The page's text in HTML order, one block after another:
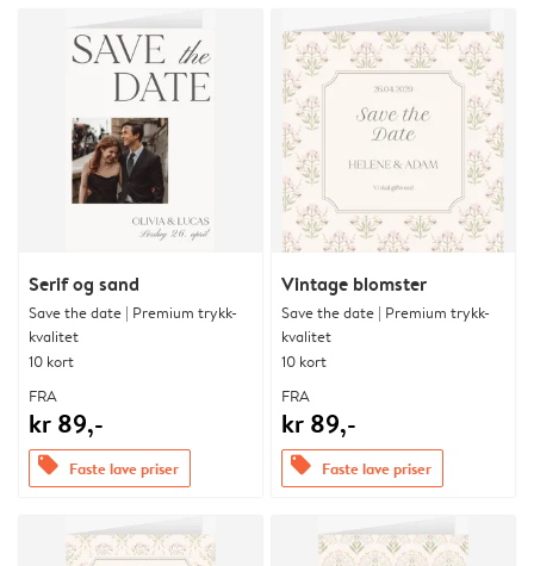
Serif og sand
Save the date | Premium trykk-
kvalitet
10 kort
FRA
kr 89,-
offers Faste lave priser
Vintage blomster
Save the date | Premium trykk-
kvalitet
10 kort
FRA
kr 89,-
offers Faste lave priser